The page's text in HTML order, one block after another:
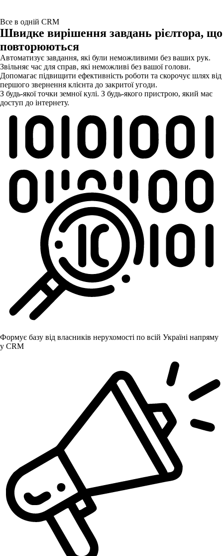
Все в одній CRM
Швидке вирішення завдань рієлтора, що
повторюються
Автоматизує завдання, які були неможливими без ваших рук.
Звільняє час для справ, які неможливі без вашої голови.
Допомагає підвищити ефективність роботи та скорочує шлях від
першого звернення клієнта до закритої угоди.
З будь-якої точки земної кулі. З будь-якого пристрою, який має
доступ до інтернету.
Формує базу від власників нерухомості по всій Україні напряму
у CRM